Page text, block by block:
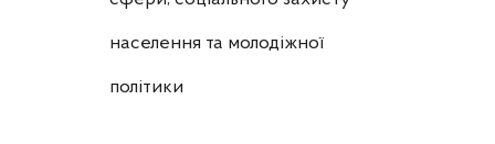
населення та молодіжної
політики